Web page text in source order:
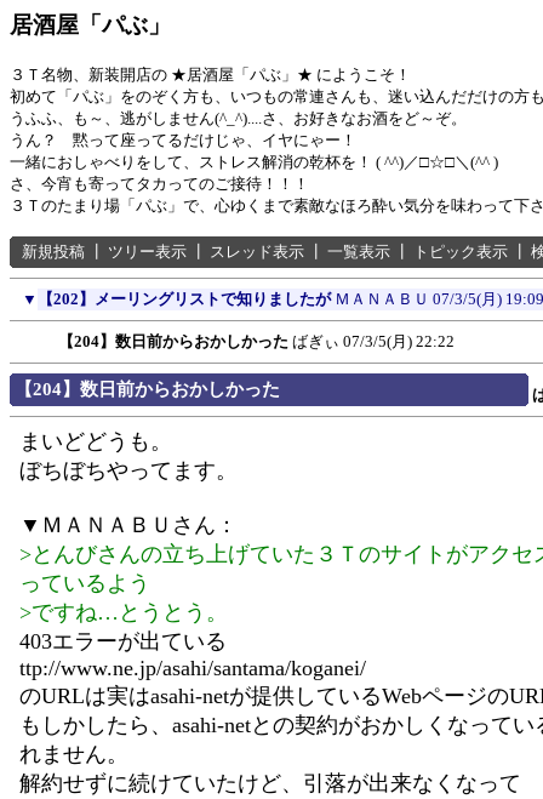
居酒屋「パぶ」
３Ｔ名物、新装開店の ★居酒屋「パぶ」★ にようこそ！
初めて「パぶ」をのぞく方も、いつもの常連さんも、迷い込んだだけの方
うふふ、も～、逃がしません(^_^)....さ、お好きなお酒をど～ぞ。
うん？ 黙って座ってるだけじゃ、イヤにゃー！
一緒におしゃべりをして、ストレス解消の乾杯を！ ( ^^)／□☆□＼(^^ )
さ、今宵も寄ってタカってのご接待！！！
３Ｔのたまり場「パぶ」で、心ゆくまで素敵なほろ酔い気分を味わって下
新規投稿 ツリー表示 スレッド表示 一覧表示 トピック表示
▼ 【202】メーリングリストで知りましたが ＭＡＮＡＢＵ 07/3/5(月) 19:09
【204】数日前からおかしかった ばぎぃ 07/3/5(月) 22:22
【204】数日前からおかしかった
まいどどうも。
ぼちぼちやってます。
▼ＭＡＮＡＢＵさん：
>とんびさんの立ち上げていた３Ｔのサイトがアクセ
っているよう
>ですね…とうとう。
403エラーが出ている
ttp://www.ne.jp/asahi/santama/koganei/
のURLは実はasahi-netが提供しているWebページの
もしかしたら、asahi-netとの契約がおかしくなって
れません。
解約せずに続けていたけど、引落が出来なくなって